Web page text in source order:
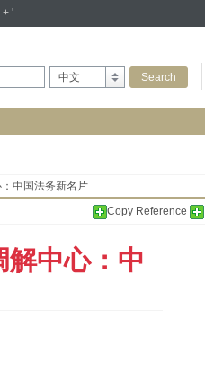
'
中文
中国法务新名片
Copy Reference
中心：中